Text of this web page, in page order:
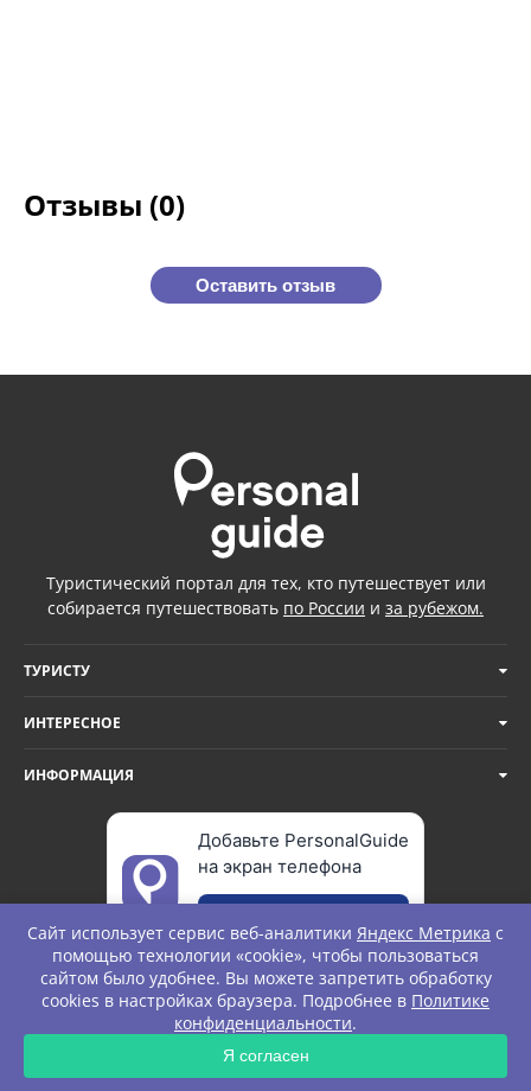
Отзывы (0)
Оставить отзыв
Туристический портал для тех, кто путешествует или
собирается путешествовать по России и за рубежом.
ТУРИСТУ
ИНТЕРЕСНОЕ
ИНФОРМАЦИЯ
Добавьте PersonalGuide
на экран телефона
© Personal Guide. All rights Reserved.
Сайт использует сервис веб-аналитики Яндекс Метрика с
помощью технологии «cookie», чтобы пользоваться
сайтом было удобнее. Вы можете запретить обработку
cookies в настройках браузера. Подробнее в Политике
конфиденциальности.
Я согласен